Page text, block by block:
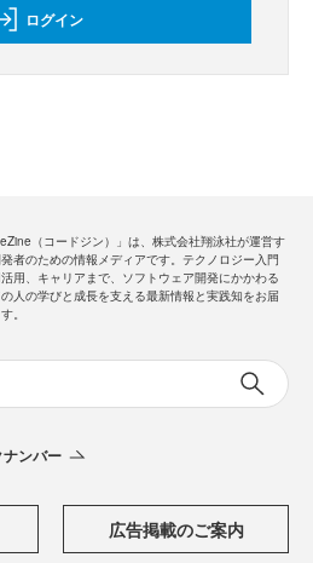
ログイン
（コードジン）」は、株式会社翔泳社が運営す
者のための情報メディアです。テクノロジー入門
用、キャリアまで、ソフトウェア開発にかかわる
人の学びと成長を支える最新情報と実践知をお届
。
ンバー
広告掲載のご案内